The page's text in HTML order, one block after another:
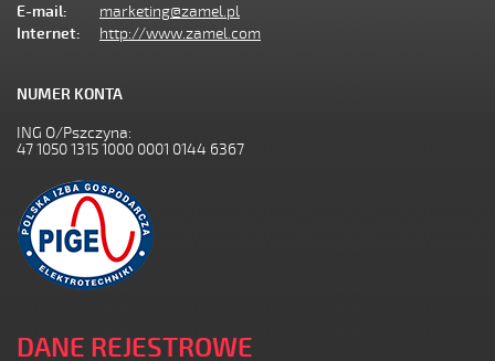
E-mail:
marketing@zamel.pl
Internet:
http://www.zamel.com
NUMER KONTA
ING O/Pszczyna:
47 1050 1315 1000 0001 0144 6367
DANE REJESTROWE